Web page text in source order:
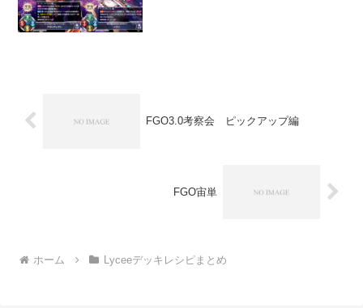
FGO3.0考察会 ピックアップ編
FGO宙単
ホーム Lyceeデッキレシピまとめ